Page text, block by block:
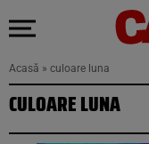
Acasă » culoare luna
CULOARE LUNA